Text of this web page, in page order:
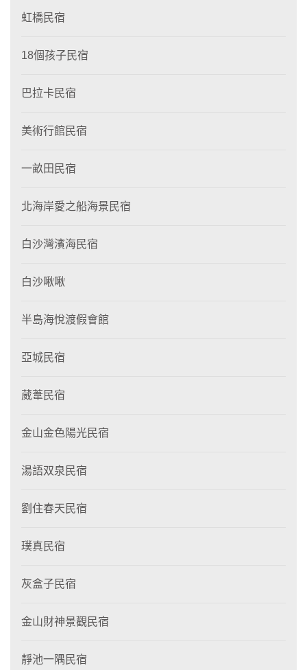
虹橋民宿
18個孩子民宿
巴拉卡民宿
美術行館民宿
一畝田民宿
北海岸愛之船海景民宿
白沙灣濱海民宿
白沙啾啾
半島海悅渡假會館
亞城民宿
葳葦民宿
金山金色陽光民宿
湯語双泉民宿
劉住春天民宿
璞真民宿
灰盒子民宿
金山財神景觀民宿
靜池一隅民宿